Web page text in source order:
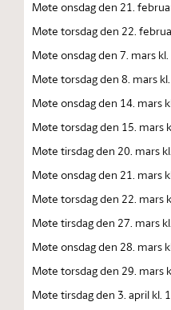
Møte onsdag den 21.
Møte torsdag den 22.
Møte onsdag den 7. mars kl.
Møte torsdag den 8. mars
Møte onsdag den 14. mars
Møte torsdag den 15. mars
Møte tirsdag den 20. mars
Møte onsdag den 21. mars
Møte torsdag den 22. mars
Møte tirsdag den 27. mars
Møte onsdag den 28. mars
Møte torsdag den 29. mars
Møte tirsdag den 3. april kl.